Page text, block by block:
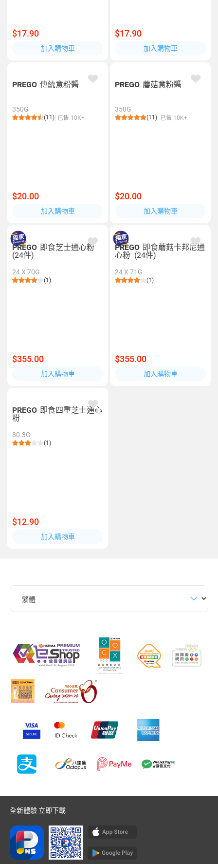
$17.90
加入購物車
$17.90
加入購物車
PREGO 傳統意粉醬
350G
(11) 已售 10K+
$20.00
加入購物車
PREGO 蘑菇意粉醬
350G
(11) 已售 10K+
$20.00
加入購物車
PREGO 即食芝士通心粉
(24件)
24 X 70G
(1)
$355.00
加入購物車
PREGO 即食蘑菇卡邦尼通
心粉 (24件)
24 X 71G
(1)
$355.00
加入購物車
PREGO 即食四重芝士通心
粉
80.3G
(1)
$12.90
加入購物車
全新體驗 立即下載